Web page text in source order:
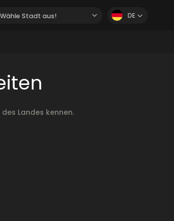
Wähle Stadt aus! DE
Landes kennen.